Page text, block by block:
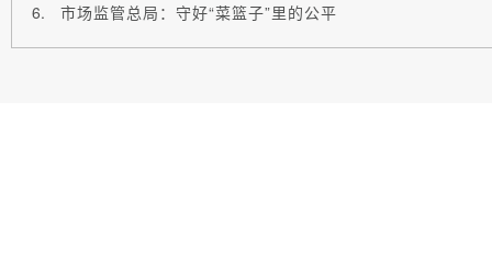
市场监管总局：守好“菜篮子”里的公平